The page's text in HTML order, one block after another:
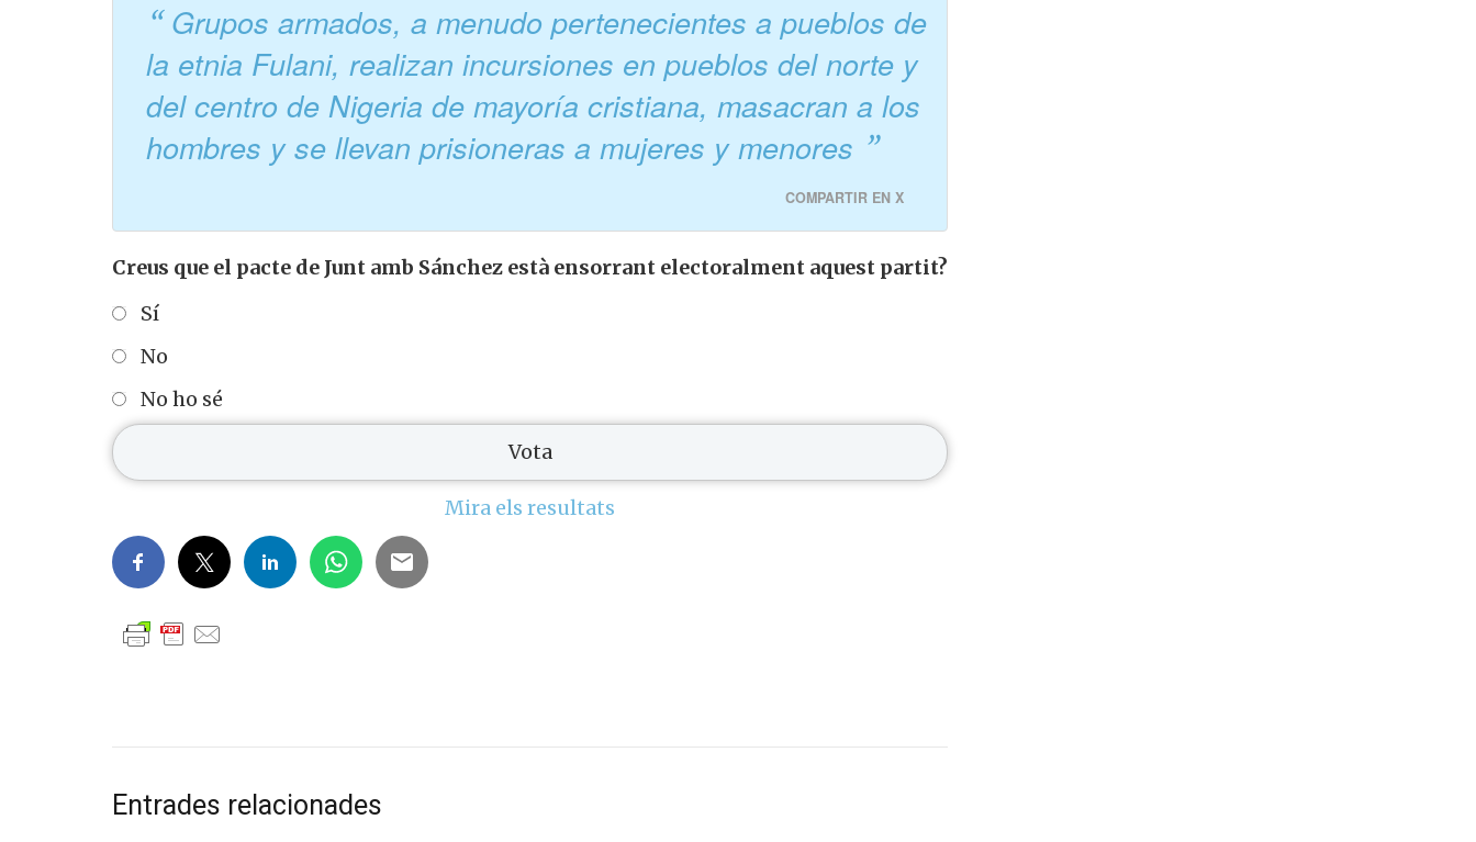
Grupos armados, a menudo pertenecientes a pueblos de
la etnia Fulani, realizan incursiones en pueblos del norte y
del centro de Nigeria de mayoría cristiana, masacran a los
hombres y se llevan prisioneras a mujeres y menores
COMPARTIR EN X
Creus que el pacte de Junt amb Sánchez està ensorrant electoralment aquest partit?
Sí
No
No ho sé
Mira els resultats
Entrades relacionades